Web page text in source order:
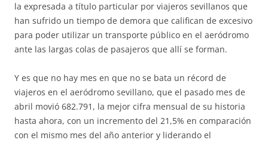
la expresada a título particular por viajeros sevillanos que
han sufrido un tiempo de demora que califican de excesivo
para poder utilizar un transporte público en el aeródromo
ante las largas colas de pasajeros que allí se forman.
Y es que no hay mes en que no se bata un récord de
viajeros en el aeródromo sevillano, que el pasado mes de
abril movió 682.791, la mejor cifra mensual de su historia
hasta ahora, con un incremento del 21,5% en comparación
con el mismo mes del año anterior y liderando el